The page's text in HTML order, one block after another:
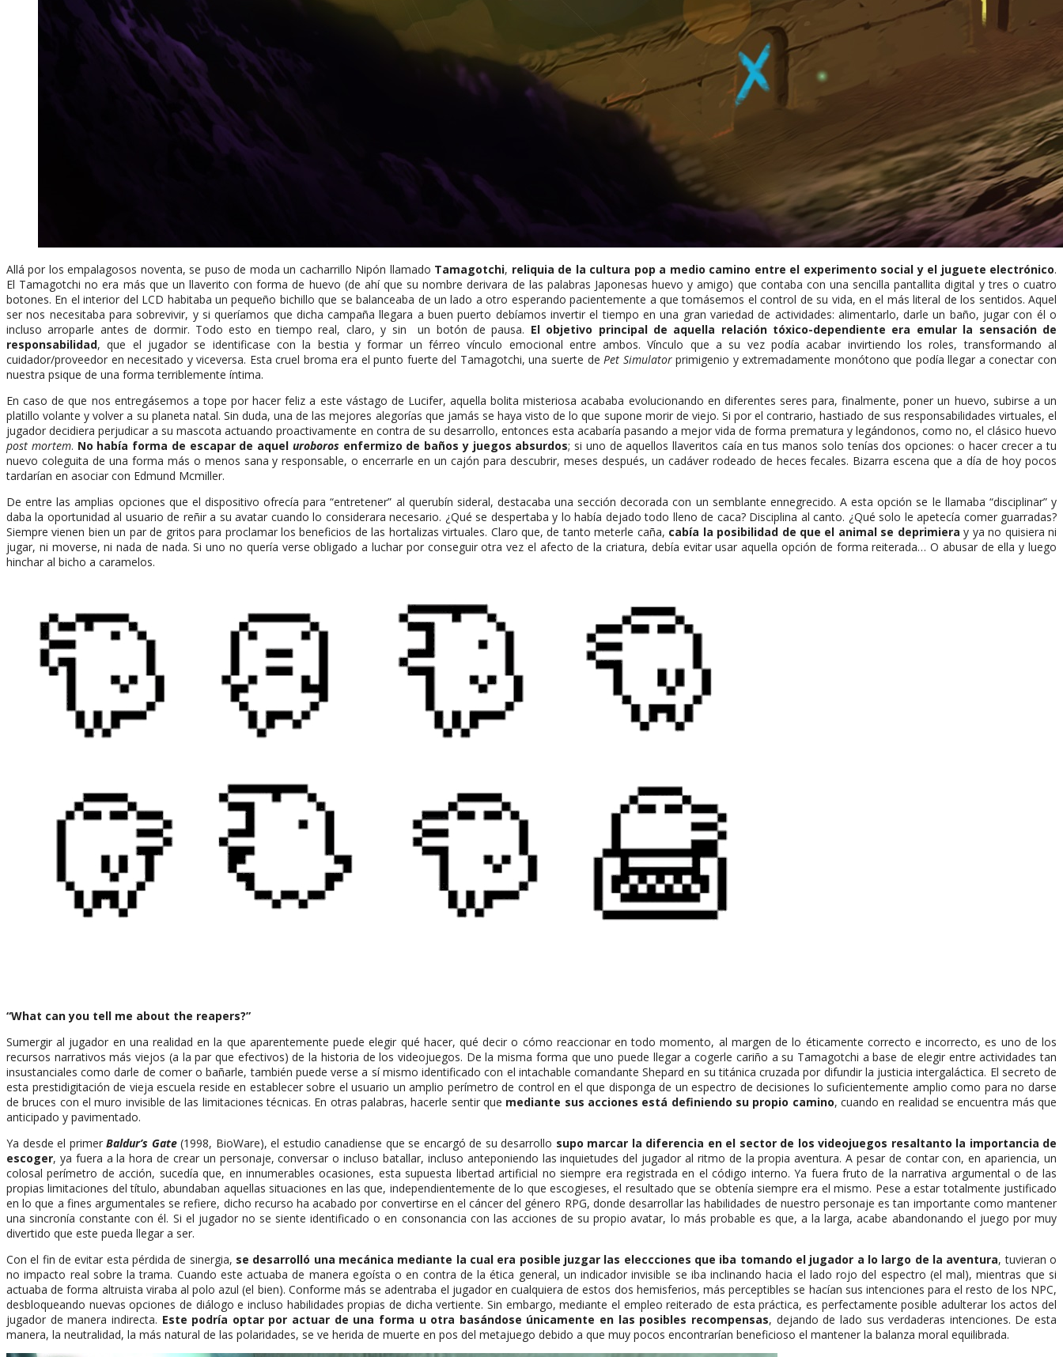
Allá por los empalagosos noventa, se puso de moda un cacharrillo Nipón llamado Tamagotchi, reliquia de la cultura pop a medio camino entre el experimento social y el juguete electrónico.
El Tamagotchi no era más que un llaverito con forma de huevo (de ahí que su nombre derivara de las palabras Japonesas huevo y amigo) que contaba con una sencilla pantallita digital y tres o cuatro
botones. En el interior del LCD habitaba un pequeño bichillo que se balanceaba de un lado a otro esperando pacientemente a que tomásemos el control de su vida, en el más literal de los sentidos. Aquel
ser nos necesitaba para sobrevivir, y si queríamos que dicha campaña llegara a buen puerto debíamos invertir el tiempo en una gran variedad de actividades: alimentarlo, darle un baño, jugar con él o
incluso arroparle antes de dormir. Todo esto en tiempo real, claro, y sin un botón de pausa. El objetivo principal de aquella relación tóxico-dependiente era emular la sensación de
responsabilidad, que el jugador se identificase con la bestia y formar un férreo vínculo emocional entre ambos. Vínculo que a su vez podía acabar invirtiendo los roles, transformando al
cuidador/proveedor en necesitado y viceversa. Esta cruel broma era el punto fuerte del Tamagotchi, una suerte de Pet Simulatorprimigenio y extremadamente monótono que podía llegar a conectar con
nuestra psique de una forma terriblemente íntima.
En caso de que nos entregásemos a tope por hacer feliz a este vástago de Lucifer, aquella bolita misteriosa acababa evolucionando en diferentes seres para, finalmente, poner un huevo, subirse a un
platillo volante y volver a su planeta natal. Sin duda, una de las mejores alegorías que jamás se haya visto de lo que supone morir de viejo. Si por el contrario, hastiado de sus responsabilidades virtuales, el
jugador decidiera perjudicar a su mascota actuando proactivamente en contra de su desarrollo, entonces esta acabaría pasando a mejor vida de forma prematura y legándonos, como no, el clásico huevo
post mortem. No había forma de escapar de aquel uroboros enfermizo de baños y juegos absurdos; si uno de aquellos llaveritos caía en tus manos solo tenías dos opciones: o hacer crecer a tu
nuevo coleguita de una forma más o menos sana y responsable, o encerrarle en un cajón para descubrir, meses después, un cadáver rodeado de heces fecales. Bizarra escena que a día de hoy pocos
tardarían en asociar con Edmund Mcmiller.
De entre las amplias opciones que el dispositivo ofrecía para “entretener” al querubín sideral, destacaba una sección decorada con un semblante ennegrecido. A esta opción se le llamaba “disciplinar” y
daba la oportunidad al usuario de reñir a su avatar cuando lo considerara necesario. ¿Qué se despertaba y lo había dejado todo lleno de caca? Disciplina al canto. ¿Qué solo le apetecía comer guarradas?
Siempre vienen bien un par de gritos para proclamar los beneficios de las hortalizas virtuales. Claro que, de tanto meterle caña, cabía la posibilidad de que el animal se deprimiera y ya no quisiera ni
jugar, ni moverse, ni nada de nada. Si uno no quería verse obligado a luchar por conseguir otra vez el afecto de la criatura, debía evitar usar aquella opción de forma reiterada… O abusar de ella y luego
hinchar al bicho a caramelos.
“What can you tell me about the reapers?”
Sumergir al jugador en una realidad en la que aparentemente puede elegir qué hacer, qué decir o cómo reaccionar en todo momento, al margen de lo éticamente correcto e incorrecto, es uno de los
recursos narrativos más viejos (a la par que efectivos) de la historia de los videojuegos. De la misma forma que uno puede llegar a cogerle cariño a su Tamagotchi a base de elegir entre actividades tan
insustanciales como darle de comer o bañarle, también puede verse a sí mismo identificado con el intachable comandante Shepard en su titánica cruzada por difundir la justicia intergaláctica. El secreto de
esta prestidigitación de vieja escuela reside en establecer sobre el usuario un amplio perímetro de control en el que disponga de un espectro de decisiones lo suficientemente amplio como para no darse
de bruces con el muro invisible de las limitaciones técnicas. En otras palabras, hacerle sentir que mediante sus acciones está definiendo su propio camino, cuando en realidad se encuentra más que
anticipado y pavimentado.
Ya desde el primer Baldur’s Gate(1998, BioWare), el estudio canadiense que se encargó de su desarrollo supo marcar la diferencia en el sector de los videojuegos resaltanto la importancia de
escoger, ya fuera a la hora de crear un personaje, conversar o incluso batallar, incluso anteponiendo las inquietudes del jugador al ritmo de la propia aventura. A pesar de contar con, en apariencia, un
colosal perímetro de acción, sucedía que, en innumerables ocasiones, esta supuesta libertad artificial no siempre era registrada en el código interno. Ya fuera fruto de la narrativa argumental o de las
propias limitaciones del título, abundaban aquellas situaciones en las que, independientemente de lo que escogieses, el resultado que se obtenía siempre era el mismo. Pese a estar totalmente justificado
en lo que a fines argumentales se refiere, dicho recurso ha acabado por convertirse en el cáncer del género RPG, donde desarrollar las habilidades de nuestro personaje es tan importante como mantener
una sincronía constante con él. Si el jugador no se siente identificado o en consonancia con las acciones de su propio avatar, lo más probable es que, a la larga, acabe abandonando el juego por muy
divertido que este pueda llegar a ser.
Con el fin de evitar esta pérdida de sinergia, se desarrolló una mecánica mediante la cual era posible juzgar las eleccciones que iba tomando el jugador a lo largo de la aventura, tuvieran o
no impacto real sobre la trama. Cuando este actuaba de manera egoísta o en contra de la ética general, un indicador invisible se iba inclinando hacia el lado rojo del espectro (el mal), mientras que si
actuaba de forma altruista viraba al polo azul (el bien). Conforme más se adentraba el jugador en cualquiera de estos dos hemisferios, más perceptibles se hacían sus intenciones para el resto de los NPC,
desbloqueando nuevas opciones de diálogo e incluso habilidades propias de dicha vertiente. Sin embargo, mediante el empleo reiterado de esta práctica, es perfectamente posible adulterar los actos del
jugador de manera indirecta. Este podría optar por actuar de una forma u otra basándose únicamente en las posibles recompensas, dejando de lado sus verdaderas intenciones. De esta
manera, la neutralidad, la más natural de las polaridades, se ve herida de muerte en pos del metajuego debido a que muy pocos encontrarían beneficioso el mantener la balanza moral equilibrada.